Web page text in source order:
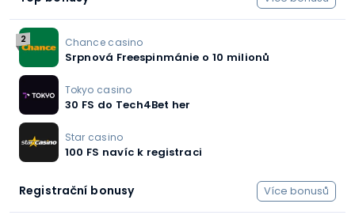
2 Chance casino
Srpnová Freespinmánie o 10 milionů
Tokyo casino
30 FS do Tech4Bet her
Star casino
100 FS navíc k registraci
Registrační bonusy Více bonusů